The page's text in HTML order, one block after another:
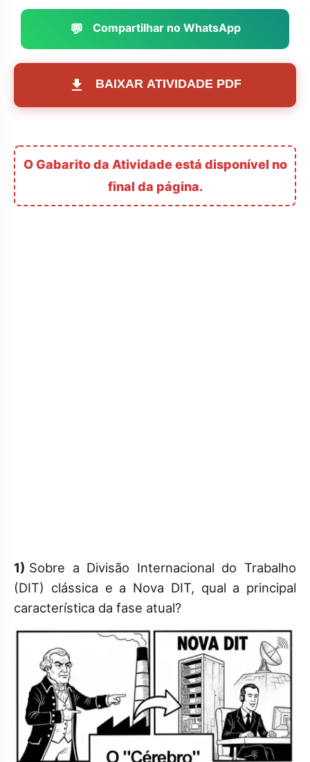
💬 Compartilhar no WhatsApp
BAIXAR ATIVIDADE PDF
O Gabarito da Atividade está disponível no
final da página.
1) Sobre a Divisão Internacional do Trabalho
(DIT) clássica e a Nova DIT, qual a principal
característica da fase atual?